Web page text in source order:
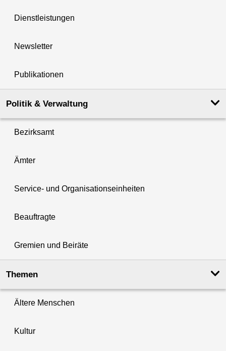
Dienstleistungen
Newsletter
Publikationen
Politik & Verwaltung
Bezirksamt
Ämter
Service- und Organisationseinheiten
Beauftragte
Gremien und Beiräte
Themen
Ältere Menschen
Kultur